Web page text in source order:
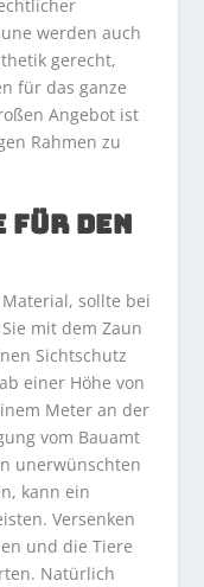
werden auch
gerecht,
für das ganze
Angebot ist
Rahmen zu
FÜR DEN
sollte bei
mit dem Zaun
Sichtschutz
einer Höhe von
Meter an der
vom Bauamt
unerwünschten
kann ein
Versenken
und die Tiere
Natürlich